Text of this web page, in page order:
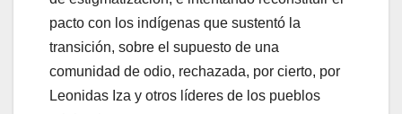
pacto con los indígenas que sustentó la
transición, sobre el supuesto de una
comunidad de odio, rechazada, por cierto, por
Leonidas Iza y otros líderes de los pueblos